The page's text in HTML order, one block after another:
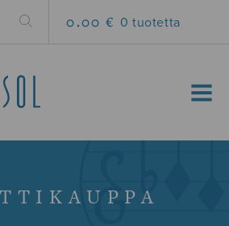
0.00 € 0 tuotetta
MENU